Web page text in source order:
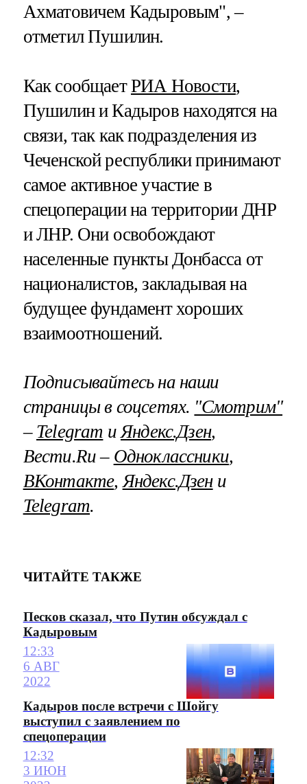
Ахматовичем Кадыровым", –
отметил Пушилин​​​.
Как сообщаетРИА Новости,
Пушилин и Кадыров находятся на
связи, так как подразделения из
Чеченской республики принимают
самое активное участие в
спецоперации на территории ДНР
и ЛНР. Они освобождают
населенные пункты Донбасса от
националистов, закладывая на
будущее фундамент хороших
взаимоотношений.
Подписывайтесь на наши
страницы в соцсетях. "Смотрим"
– Telegram и Яндекс.Дзен,
Вести.Ru – Одноклассники,
ВКонтакте, Яндекс.Дзени
Telegram.
ЧИТАЙТЕ ТАКЖЕ
Песков сказал, что Путин обсуждал с
Кадыровым
12:33
6 АВГ
2022
Кадыров после встречи с Шойгу
выступил с заявлением по
спецоперации
12:32
3 ИЮН